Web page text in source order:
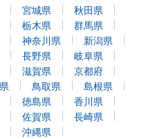
宮城県
秋田県
栃木県
群馬県
神奈川県
新潟県
長野県
岐阜県
滋賀県
京都府
鳥取県
島根県
徳島県
香川県
佐賀県
長崎県
沖縄県